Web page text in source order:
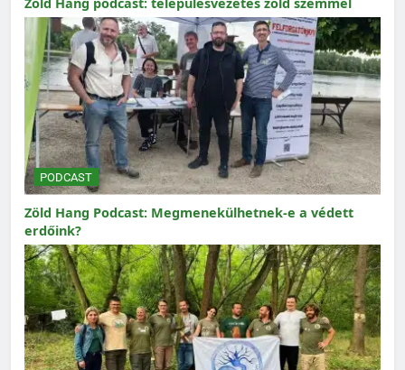
PODCAST
Zöld Hang Podcast: Megmenekülhetnek-e a védett
erdőink?